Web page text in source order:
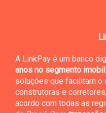
A LinkPay é um banco
anos no segmento
soluções que facilitam o
construtoras e
acordo com todas as